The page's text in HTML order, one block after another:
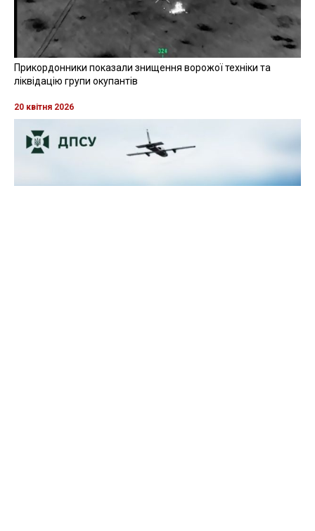
Прикордонники показали знищення ворожої техніки та
ліквідацію групи окупантів
20 квітня 2026